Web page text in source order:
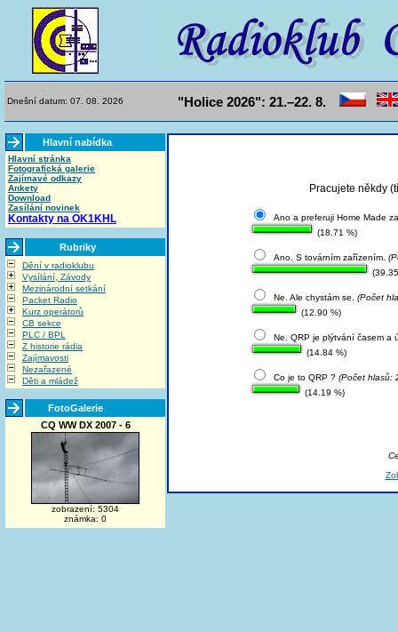
Dnešní datum: 07. 08. 2026 "Holice 2026": 21.–22. 8.
Hlavní nabídka
Hlavní stránka
Fotografická galerie
Zajímavé odkazy
Ankety
Download
Zasílání novinek
Kontakty na OK1KHL
Rubriky
Dění v radioklubu
Vysílání, Závody
Mezinárodní setkání
Packet Radio
Kurz operátorů
CB sekce
PLC / BPL
Z historie rádia
Zajímavosti
Nezařazené
Děti a mládež
FotoGalerie
CQ WW DX 2007 - 6
zobrazení: 5304
známka: 0
Pracujete někdy
Ano a preferuji Home Made
(18.71 %)
Ano. S továrním zařízením.
Ne. Ale chystám se. (Počet
(12.90 %)
Ne. QRP je plýtvání časem a
(14.84 %)
Co je to QRP ? (Počet hlasů:
(14.19 %)